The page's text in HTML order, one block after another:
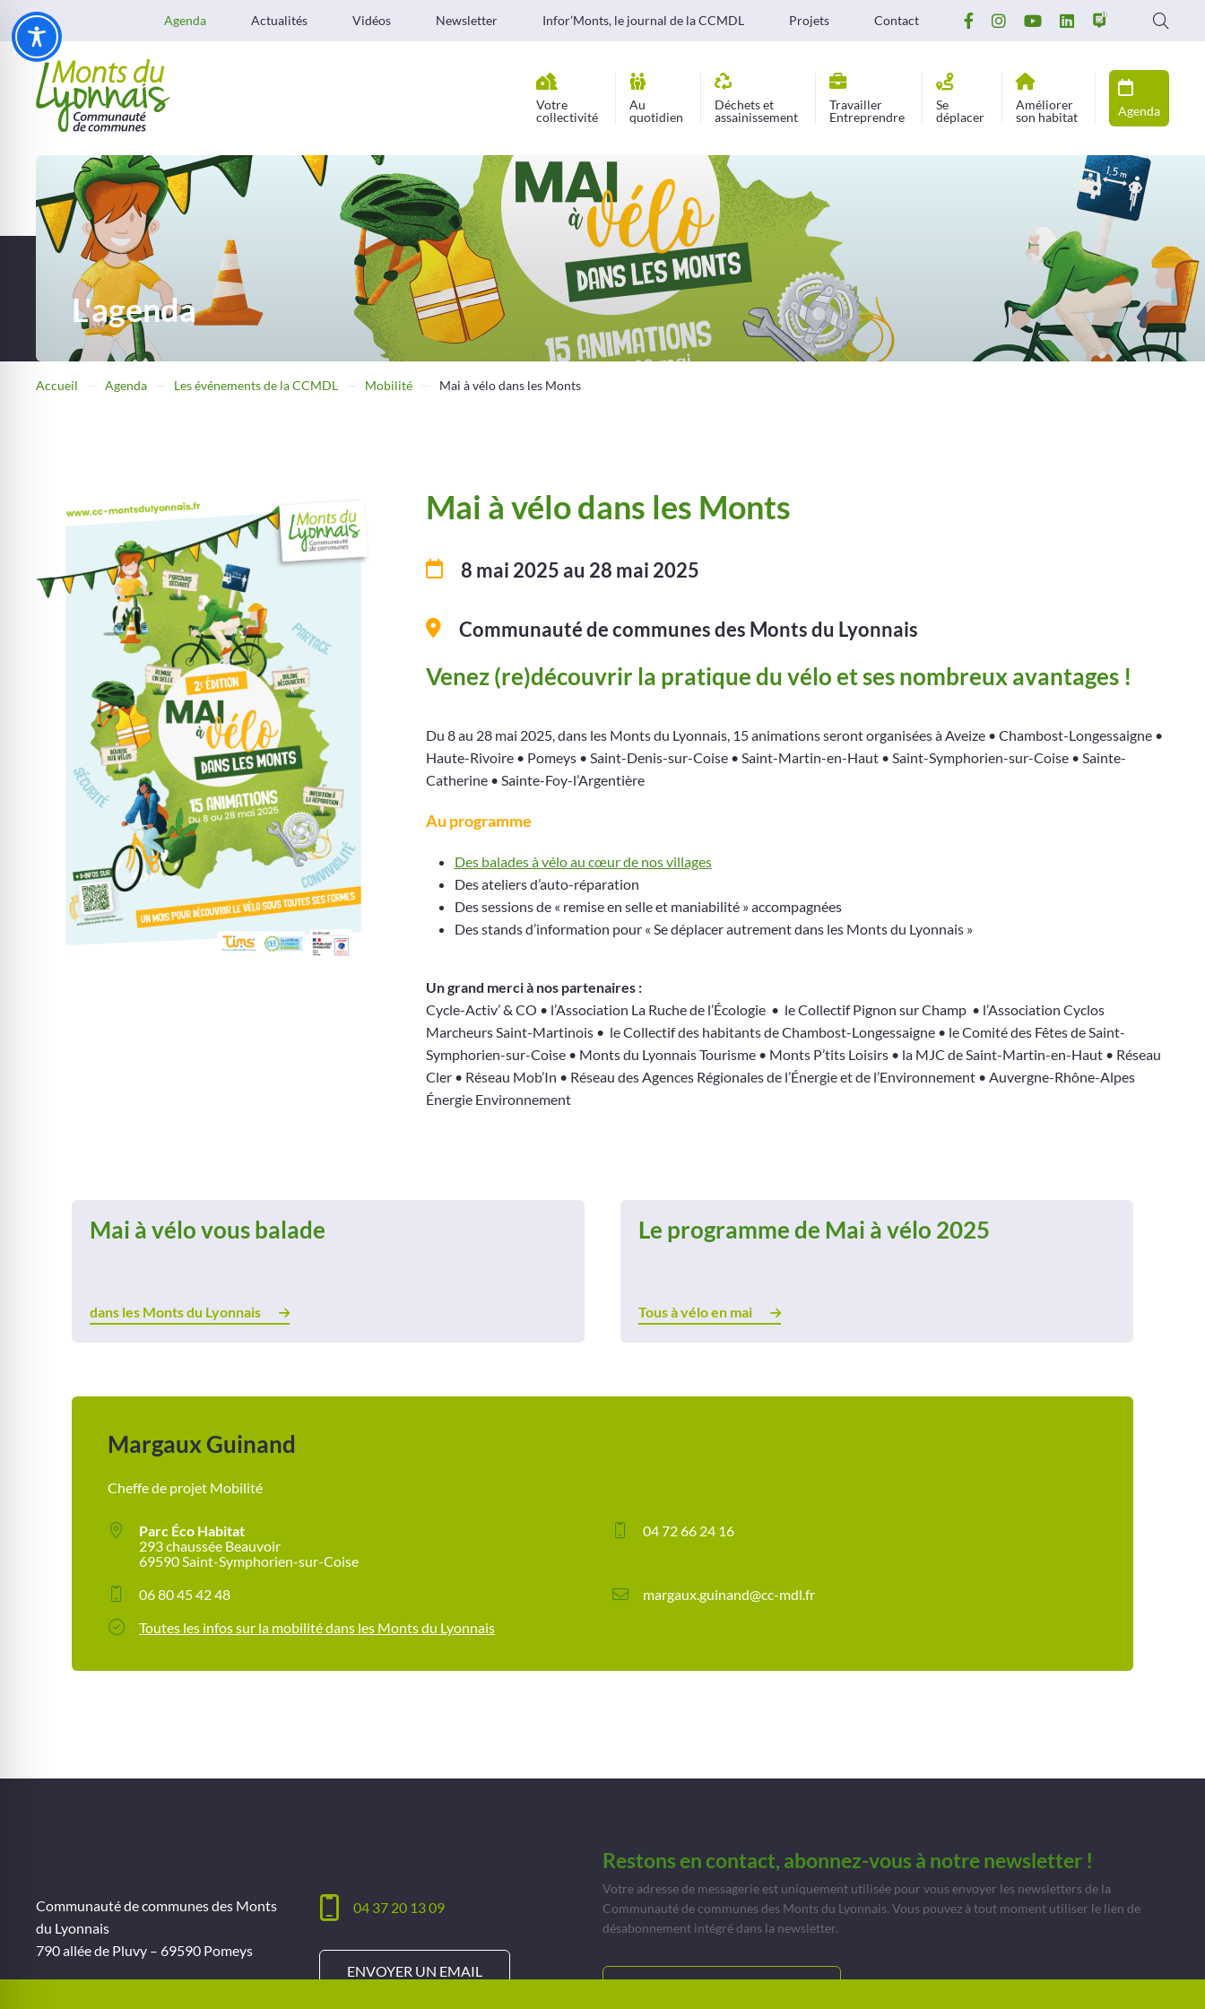
Agenda Actualités Vidéos Newsletter Infor’Monts, le journal de la CCMDL Projets Contact
Votre
collectivité
Au
quotidien
Déchets et
assainissement
Travailler
Entreprendre
Se
déplacer
Améliorer
son habitat
Agenda
L'agenda
Accueil Agenda Les événements de la CCMDL Mobilité Mai à vélo dans les Monts
Mai à vélo dans les Monts
8 mai 2025 au 28 mai 2025
Communauté de communes des Monts du Lyonnais
Venez (re)découvrir la pratique du vélo et ses nombreux avantages !
Du 8 au 28 mai 2025, dans les Monts du Lyonnais, 15 animations seront organisées à Aveize • Chambost-Longessaigne •
Haute-Rivoire • Pomeys • Saint-Denis-sur-Coise • Saint-Martin-en-Haut • Saint-Symphorien-sur-Coise • Sainte-
Catherine • Sainte-Foy-l’Argentière
Au programme
Des balades à vélo au cœur de nos villages
Des ateliers d’auto-réparation
Des sessions de « remise en selle et maniabilité » accompagnées
Des stands d’information pour « Se déplacer autrement dans les Monts du Lyonnais »
Un grand merci à nos partenaires :
Cycle-Activ’ & CO • l’Association La Ruche de l’Écologie • le Collectif Pignon sur Champ • l’Association Cyclos
Marcheurs Saint-Martinois • le Collectif des habitants de Chambost-Longessaigne • le Comité des Fêtes de Saint-
Symphorien-sur-Coise • Monts du Lyonnais Tourisme • Monts P’tits Loisirs • la MJC de Saint-Martin-en-Haut • Réseau
Cler • Réseau Mob’In • Réseau des Agences Régionales de l’Énergie et de l’Environnement • Auvergne-Rhône-Alpes
Énergie Environnement
Mai à vélo vous balade
dans les Monts du Lyonnais
Le programme de Mai à vélo 2025
Tous à vélo en mai
Margaux Guinand
Cheffe de projet Mobilité
Parc Éco Habitat
293 chaussée Beauvoir
69590 Saint-Symphorien-sur-Coise
04 72 66 24 16
06 80 45 42 48
margaux.guinand@cc-mdl.fr
Toutes les infos sur la mobilité dans les Monts du Lyonnais
Communauté de communes des Monts
du Lyonnais
790 allée de Pluvy – 69590 Pomeys
Ouverture du lundi au vendredi
04 37 20 13 09
ENVOYER UN EMAIL
Restons en contact, abonnez-vous à notre newsletter !
Votre adresse de messagerie est uniquement utilisée pour vous envoyer les newsletters de la
Communauté de communes des Monts du Lyonnais. Vous pouvez à tout moment utiliser le lien de
désabonnement intégré dans la newsletter.